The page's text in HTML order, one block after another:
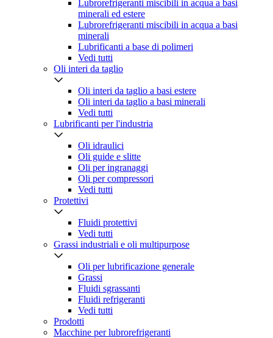
Lubrorefrigeranti miscibili in acqua a basi
minerali ed estere
Lubrorefrigeranti miscibili in acqua a basi
minerali
Lubrificanti a base di polimeri
Vedi tutti
Oli interi da taglio
Oli interi da taglio a basi estere
Oli interi da taglio a basi minerali
Vedi tutti
Lubrificanti per l'industria
Oli idraulici
Oli guide e slitte
Oli per ingranaggi
Oli per compressori
Vedi tutti
Protettivi
Fluidi protettivi
Vedi tutti
Grassi industriali e oli multipurpose
Oli per lubrificazione generale
Grassi
Fluidi sgrassanti
Fluidi refrigeranti
Vedi tutti
Prodotti
Macchine per lubrorefrigeranti